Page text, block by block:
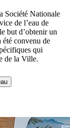
Société Nationale
de l’eau de
but d’obtenir un
convenu de
qui
de la Ville.